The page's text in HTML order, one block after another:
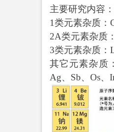
主要研究内容：
1 类元素杂质：
2A类元素杂质
3类元素杂质：
其它元素杂质
Ag、Sb、Os